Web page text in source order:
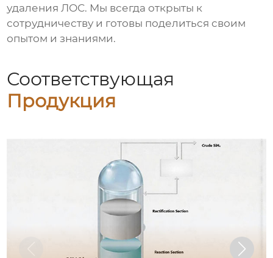
удаления ЛОС. Мы всегда открыты к
сотрудничеству и готовы поделиться своим
опытом и знаниями.
Соответствующая
Продукция